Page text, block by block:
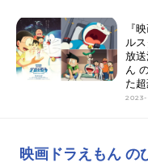
『
ル
放
ん
た
映画ドラえもん の